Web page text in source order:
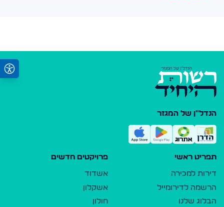
הנדל"ן של המגזר
תפריט ראשי
דירות למכירה
הרשמה לדירומייל
הבלוג שלנו
פרויקטים חדשים
אשדוד
אשקלון
חולון